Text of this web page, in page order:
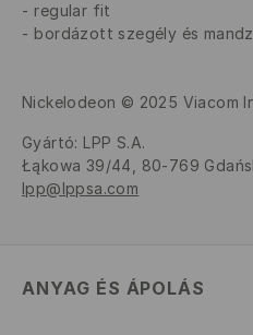
regular fit
bordázott szegély és
Nickelodeon © 2025 Viacom
Gyártó: LPP S.A.
Łąkowa 39/44, 80-769
lpp@lppsa.com
ANYAG ÉS ÁPOLÁS